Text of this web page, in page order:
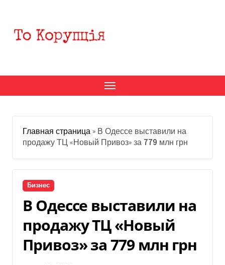
содержанию
Главная страница » В Одессе выставили на
продажу ТЦ «Новый Привоз» за 779 млн грн
Бизнес
В Одессе выставили на
продажу ТЦ «Новый
Привоз» за 779 млн грн